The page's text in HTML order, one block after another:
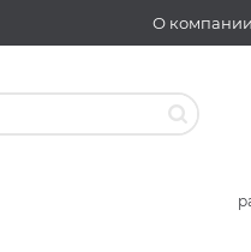
О компании